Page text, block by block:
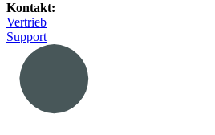
Kontakt:
Vertrieb
Support